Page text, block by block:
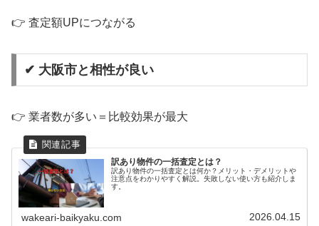
👉 査定額UPにつながる
✔ 大阪市と相性が良い
👉 業者数が多い＝比較効果が最大
訳あり物件の一括査定とは？
訳あり物件の一括査定とは何か？メリット・デメリットや
注意点をわかりやすく解説。失敗しない使い方も紹介しま
す。
wakeari-baikyaku.com 2026.04.15